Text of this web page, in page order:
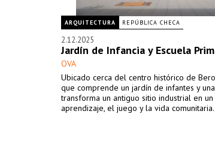
ARQUITECTURA REPÚBLICA CHECA
2.12.2025
Jardín de Infancia y Escuela
OVA
Ubicado cerca del centro histórico de
que comprende un jardín de infantes y
transforma un antiguo sitio industrial en
aprendizaje, el juego y la vida comunitaria.